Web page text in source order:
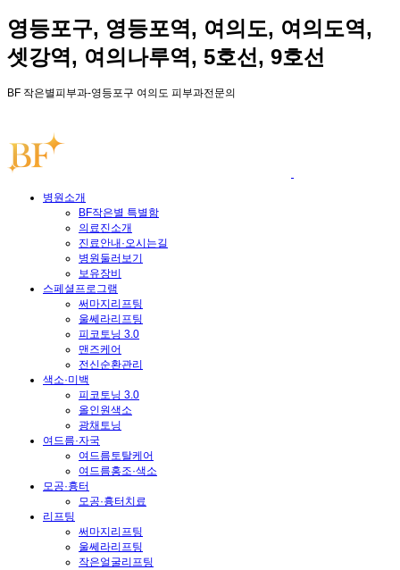
영등포구, 영등포역, 여의도, 여의도역,
셋강역, 여의나루역, 5호선, 9호선
BF 작은별피부과-영등포구 여의도 피부과전문의
병원소개
BF작은별 특별함
의료진소개
진료안내·오시는길
병원둘러보기
보유장비
스페셜프로그램
써마지리프팅
울쎄라리프팅
피코토닝 3.0
맨즈케어
전신순환관리
색소·미백
피코토닝 3.0
올인원색소
광채토닝
여드름·자국
여드름토탈케어
여드름홍조·색소
모공·흉터
모공·흉터치료
리프팅
써마지리프팅
울쎄라리프팅
작은얼굴리프팅